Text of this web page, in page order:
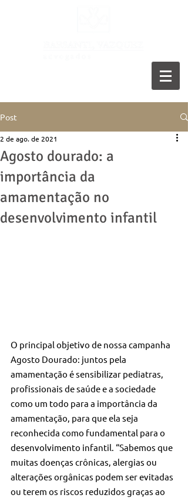
Post
Agosto dourado: a
importância da
amamentação no
desenvolvimento infantil
2 de ago. de 2021
O principal objetivo de nossa campanha
Agosto Dourado: juntos pela
amamentação é sensibilizar pediatras,
profissionais de saúde e a sociedade
como um todo para a importância da
amamentação, para que ela seja
reconhecida como fundamental para o
desenvolvimento infantil. “Sabemos que
muitas doenças crônicas, alergias ou
alterações orgânicas podem ser evitadas
ou terem os riscos reduzidos graças ao